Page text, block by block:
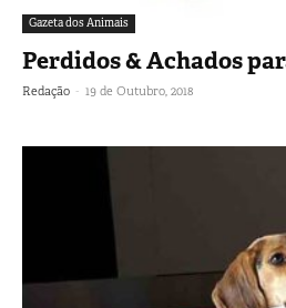
Gazeta dos Animais
Perdidos & Achados
Redação - 19 de Outubro, 2018